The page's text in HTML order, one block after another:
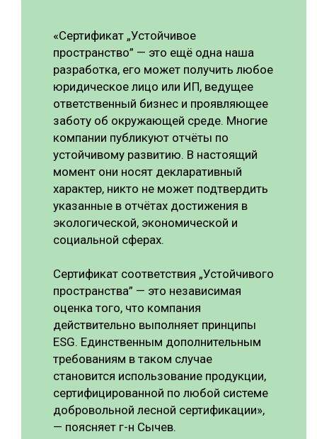
«Сертификат „Устойчивое
пространство” — это ещё одна наша
разработка, его может получить любое
юридическое лицо или ИП, ведущее
ответственный бизнес и проявляющее
заботу об окружающей среде. Многие
компании публикуют отчёты по
устойчивому развитию. В настоящий
момент они носят декларативный
характер, никто не может подтвердить
указанные в отчётах достижения в
экологической, экономической и
социальной сферах.
Сертификат соответствия „Устойчивого
пространства” — это независимая
оценка того, что компания
действительно выполняет принципы
ESG. Единственным дополнительным
требованиям в таком случае
становится использование продукции,
сертифицированной по любой системе
добровольной лесной сертификации»,
— поясняет г-н Сычев.